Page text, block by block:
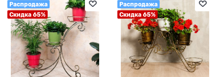
Распродажа
Скидка 65%
Распродажа
Скидка 65%